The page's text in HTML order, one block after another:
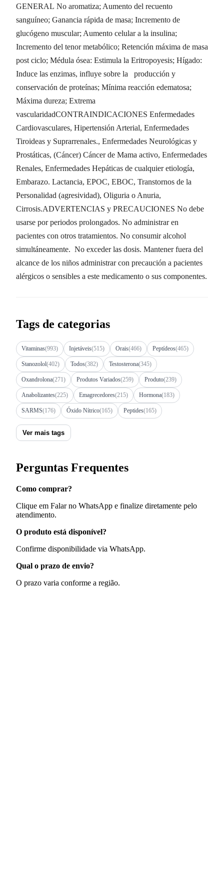
GENERAL No aromatiza; Aumento del recuento
sanguíneo; Ganancia rápida de masa; Incremento de
glucógeno muscular; Aumento celular a la insulina;
Incremento del tenor metabólico; Retención máxima de masa
post ciclo; Médula ósea: Estimula la Eritropoyesis; Hígado:
Induce las enzimas, influye sobre la producción y
conservación de proteínas; Mínima reacción edematosa;
Máxima dureza; Extrema
vascularidadCONTRAINDICACIONES Enfermedades
Cardiovasculares, Hipertensión Arterial, Enfermedades
Tiroideas y Suprarrenales., Enfermedades Neurológicas y
Prostáticas, (Cáncer) Cáncer de Mama activo, Enfermedades
Renales, Enfermedades Hepáticas de cualquier etiología,
Embarazo. Lactancia, EPOC, EBOC, Transtornos de la
Personalidad (agresividad), Oliguria o Anuria,
Cirrosis.ADVERTENCIAS y PRECAUCIONES No debe
usarse por periodos prolongados. No administrar en
pacientes con otros tratamientos. No consumir alcohol
simultáneamente. No exceder las dosis. Mantener fuera del
alcance de los niños administrar con precaución a pacientes
alérgicos o sensibles a este medicamento o sus componentes.
Tags de categorias
Vitaminas(993) Injetáveis(515) Orais(466) Peptídeos(465)
Stanozolol(402) Todos(382) Testosterona(345)
Oxandrolona(271) Produtos Variados(259) Produto(239)
Anabolizantes(225) Emagrecedores(215) Hormona(183)
SARMS(176) Óxido Nítrico(165) Peptides(165)
Ver mais tags
Perguntas Frequentes
Como comprar?
Clique em Falar no WhatsApp e finalize diretamente pelo
atendimento.
O produto está disponível?
Confirme disponibilidade via WhatsApp.
Qual o prazo de envio?
O prazo varia conforme a região.